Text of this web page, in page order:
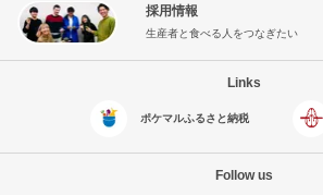
採用情報
生産者と食べる人をつなぎたい
Links
ポケマルふるさと納税
Follow us